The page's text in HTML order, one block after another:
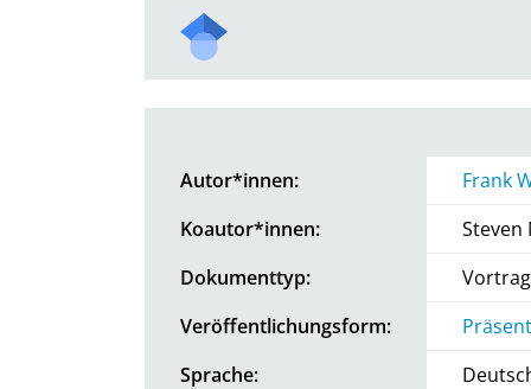
Autor*innen:
Frank
Koautor*innen:
Steven
Dokumenttyp:
Vortrag
Veröffentlichungsform:
Sprache: